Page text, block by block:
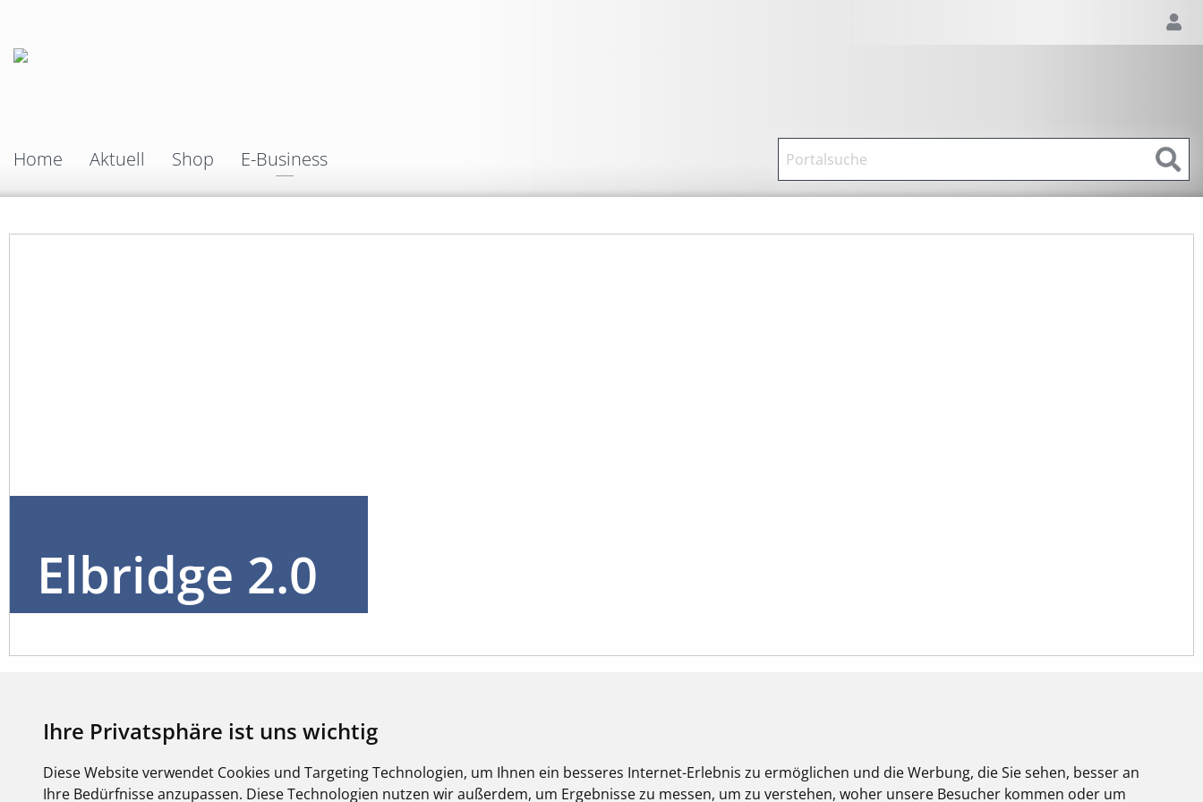
Ihre Privatsphäre ist uns wichtig
Diese Website verwendet Cookies und Targeting Technologien, um Ihnen ein besseres Internet-Erlebnis zu ermöglichen und die Werbung, die Sie sehen, besser an
Ihre Bedürfnisse anzupassen. Diese Technologien nutzen wir außerdem, um Ergebnisse zu messen, um zu verstehen, woher unsere Besucher kommen oder um
Home Aktuell Shop E-Business
Elbridge 2.0